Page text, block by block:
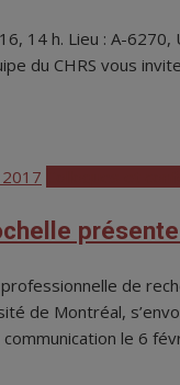
14 h. Lieu : A-6270,
du CHRS vous
de
de Montréal,
le 6